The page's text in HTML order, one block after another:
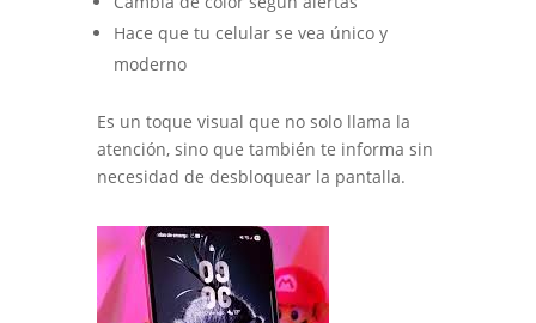
Hace que tu celular se vea único y
moderno
Es un toque visual que no solo llama la
atención, sino que también te informa sin
necesidad de desbloquear la pantalla.